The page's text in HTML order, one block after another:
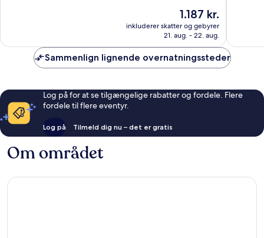
anmeldelser
Prisen
1.187 kr.
1.187 kr.
inkluderer skatter og gebyrer
21. aug. - 22. aug.
Sammenlign lignende overnatningssteder
Log på for at se tilgængelige rabatter og fordele. Flere
fordele til flere eventyr.
Log på Tilmeld dig nu – det er gratis
Om området